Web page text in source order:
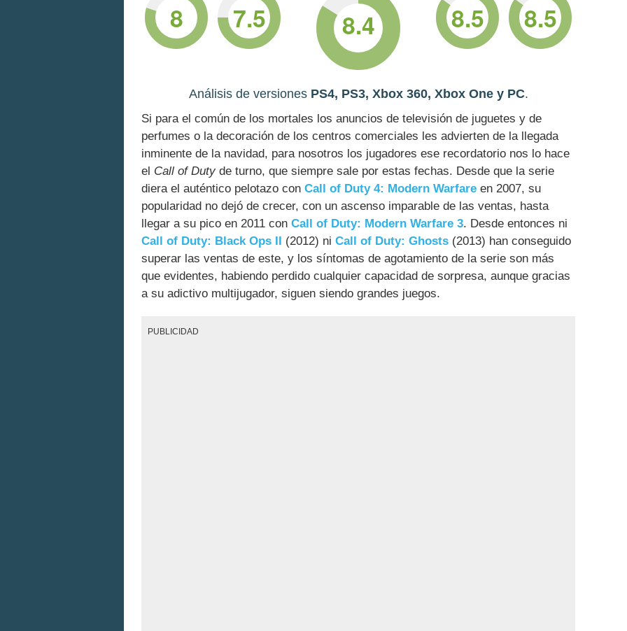
8 7.5 8.4 8.5
8.5
Análisis de versiones PS4, PS3, Xbox 360, Xbox One y PC.
Si para el común de los mortales los anuncios de televisión de juguetes y de
perfumes o la decoración de los centros comerciales les advierten de la llegada
inminente de la navidad, para nosotros los jugadores ese recordatorio nos lo hace
el Call of Duty de turno, que siempre sale por estas fechas. Desde que la serie
diera el auténtico pelotazo con Call of Duty 4: Modern Warfare en 2007, su
popularidad no dejó de crecer, con un ascenso imparable de las ventas, hasta
llegar a su pico en 2011 con Call of Duty: Modern Warfare 3. Desde entonces ni
Call of Duty: Black Ops II (2012) ni Call of Duty: Ghosts (2013) han conseguido
superar las ventas de este, y los síntomas de agotamiento de la serie son más
que evidentes, habiendo perdido cualquier capacidad de sorpresa, aunque gracias
a su adictivo multijugador, siguen siendo grandes juegos.
PUBLICIDAD